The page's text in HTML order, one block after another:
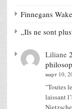
Finnegans
„Ils ne sont
Liliane
март 10,
"Toutes
laissant